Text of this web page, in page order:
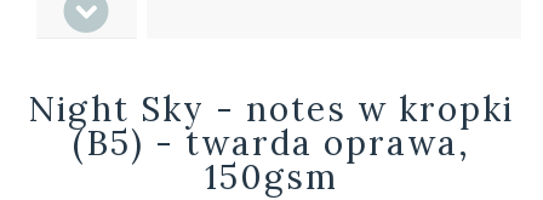
Night Sky - notes w kropki
(B5) - twarda oprawa,
150gsm